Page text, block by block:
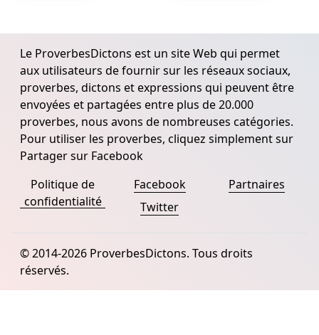
Le ProverbesDictons est un site Web qui permet
aux utilisateurs de fournir sur les réseaux sociaux,
proverbes, dictons et expressions qui peuvent être
envoyées et partagées entre plus de 20.000
proverbes, nous avons de nombreuses catégories.
Pour utiliser les proverbes, cliquez simplement sur
Partager sur Facebook
Politique de
confidentialité
Facebook
Twitter
Partnaires
© 2014-2026 ProverbesDictons. Tous droits
réservés.